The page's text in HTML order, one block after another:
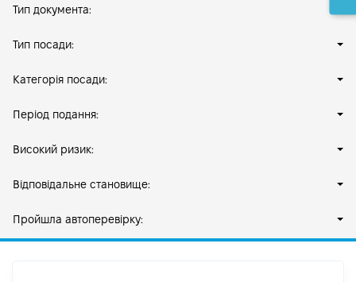
Тип документа:
Тип посади:
Категорія посади:
Період подання:
Високий ризик:
Відповідальне становище:
Пройшла автоперевірку: